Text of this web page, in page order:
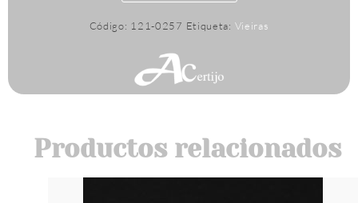
Código: 121-0257 Etiqueta: Vieiras
Productos relacionados